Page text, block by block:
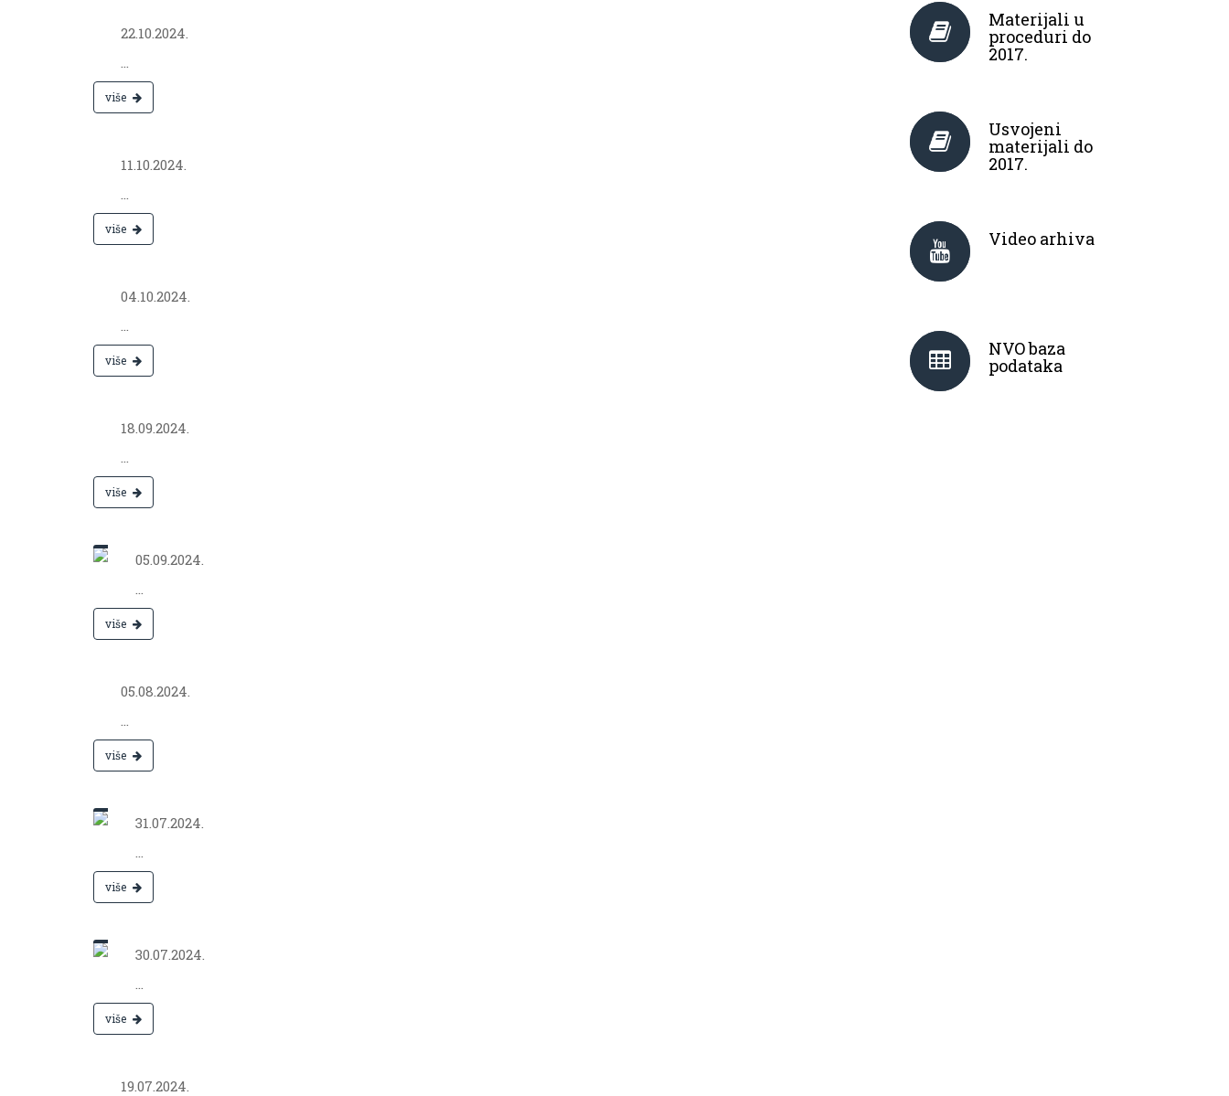
22.10.2024.
...
više
11.10.2024.
...
više
04.10.2024.
...
više
18.09.2024.
...
više
05.09.2024.
...
više
05.08.2024.
...
više
31.07.2024.
...
više
30.07.2024.
...
više
19.07.2024.
Materijali u
proceduri do
2017.
Usvojeni
materijali do
2017.
Video arhiva
NVO baza
podataka